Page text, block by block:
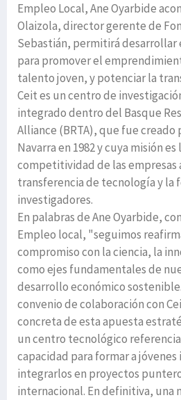
Empleo Local, Ane Oyarbide
Olaizola, director gerente de
Sebastián, permitirá desarrollar
para promover el
talento joven, y potenciar la
Ceit es un centro de
integrado dentro del Basque
Alliance (BRTA), que fue creado
Navarra en 1982 y cuya misión
competitividad de las empresas
transferencia de tecnología y la
investigadores.
En palabras de Ane Oyarbide,
Empleo local, "seguimos
compromiso con la ciencia, la
como ejes fundamentales de
desarrollo económico
convenio de colaboración con
concreta de esta apuesta
un centro tecnológico
capacidad para formar a
integrarlos en proyectos
internacional. En definitiva, una